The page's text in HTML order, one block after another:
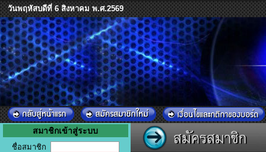
วันพฤหัสบดีที่ 6 สิงหาคม พ.ศ.2569
สมาชิกเข้าสู่ระบบ
ชื่อสมาชิก